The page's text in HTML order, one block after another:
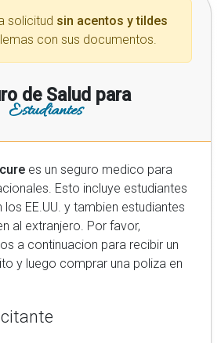
solicitud sin acentos y tildes
con sus documentos.
de Salud para
Estudiantes
es un seguro medico para
Esto incluye estudiantes
EE.UU. y tambien estudiantes
Por favor,
a continuacion para recibir un
y luego comprar una poliza en